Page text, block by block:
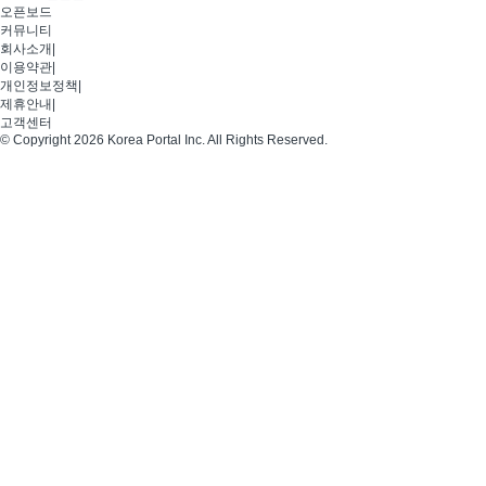
오픈보드
커뮤니티
회사소개
이용약관
개인정보정책
제휴안내
고객센터
© Copyright 2026 Korea Portal Inc. All Rights Reserved.